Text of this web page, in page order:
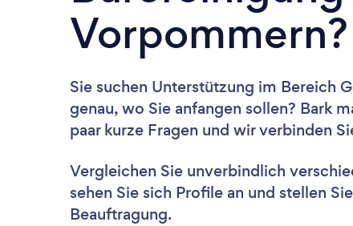
Vorpommern?
Sie suchen Unterstützung im Bereich
genau, wo Sie anfangen sollen? Bark
paar kurze Fragen und wir verbinden
Vergleichen Sie unverbindlich
sehen Sie sich Profile an und stellen
Beauftragung.